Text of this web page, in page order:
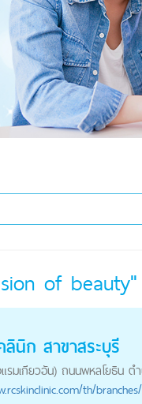
of
ลินิก สาขาสระบุรี
แรมเกียวอัน) ถนนพหลโยธิน
/th/